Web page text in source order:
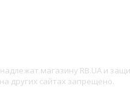
магазину RB.UA и
других сайтах запрещено.